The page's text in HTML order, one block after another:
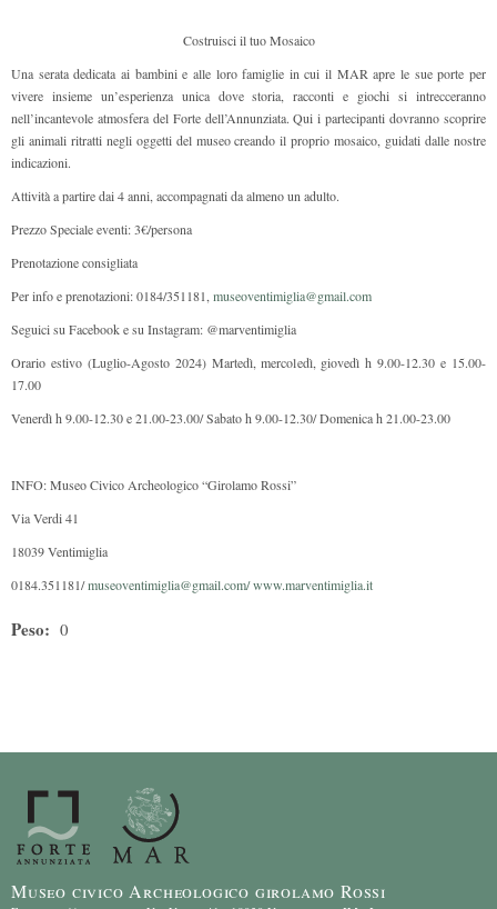
Costruisci il tuo Mosaico
Una serata dedicata ai bambini e alle loro famiglie in cui il MAR apre le sue porte per
vivere insieme un’esperienza unica dove storia, racconti e giochi si intrecceranno
nell’incantevole atmosfera del Forte dell’Annunziata. Qui i partecipanti dovranno scoprire
gli animali ritratti negli oggetti del museo creando il proprio mosaico, guidati dalle nostre
indicazioni.
Attività a partire dai 4 anni, accompagnati da almeno un adulto.
Prezzo Speciale eventi: 3€/persona
Prenotazione consigliata
Per info e prenotazioni: 0184/351181,museoventimiglia@gmail.com
Seguici su Facebook e su Instagram: @marventimiglia
Orario estivo (Luglio-Agosto 2024) Martedì, mercoledì, giovedì h 9.00-12.30 e 15.00-
17.00
Venerdì h 9.00-12.30 e 21.00-23.00/ Sabato h 9.00-12.30/ Domenica h 21.00-23.00
INFO: Museo Civico Archeologico “Girolamo Rossi”
Via Verdi 41
18039 Ventimiglia
0184.351181/museoventimiglia@gmail.com/www.marventimiglia.it
Peso: 0
Museo civico Archeologico girolamo Rossi